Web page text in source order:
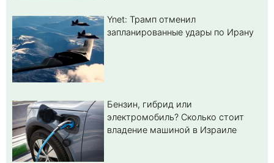
Ynet: Трамп отменил
запланированные удары по Ирану
Бензин, гибрид или
электромобиль? Cколько стоит
владение машиной в Израиле